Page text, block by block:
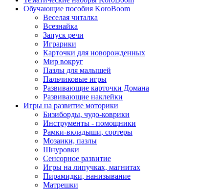
Обучающие пособия KoroBoom
Веселая читалка
Всезнайка
Запуск речи
Играрики
Карточки для новорожденных
Мир вокруг
Пазлы для малышей
Пальчиковые игры
Развивающие карточки Домана
Развивающие наклейки
Игры на развитие моторики
Бизиборды, чудо-коврики
Инструменты - помощники
Рамки-вкладыши, сортеры
Мозаики, пазлы
Шнуровки
Сенсорное развитие
Игры на липучках, магнитах
Пирамидки, нанизывание
Матрешки